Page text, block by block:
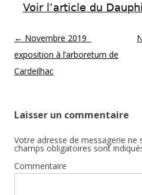
Voir l’article du
Post navigation
← Novembre 2019
exposition à l’arboretum de
Cardeilhac
Laisser un commentaire
Votre adresse de messagerie ne
champs obligatoires sont
Commentaire